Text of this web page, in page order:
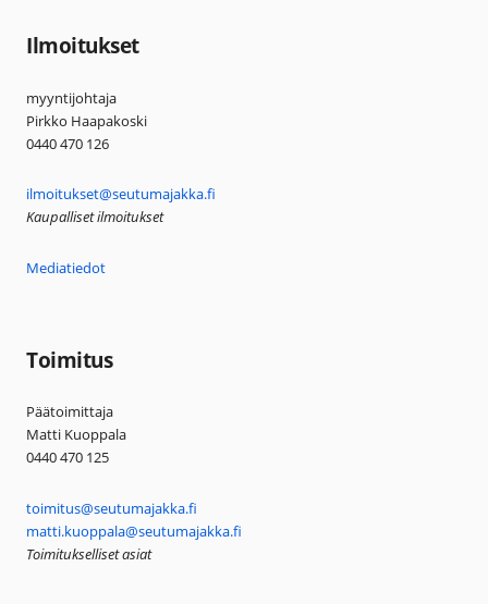
Ilmoitukset
myyntijohtaja
Pirkko Haapakoski
0440 470 126
ilmoitukset@seutumajakka.fi
Kaupalliset ilmoitukset
Mediatiedot
Toimitus
Päätoimittaja
Matti Kuoppala
0440 470 125
toimitus@seutumajakka.fi
matti.kuoppala@seutumajakka.fi
Toimitukselliset asiat